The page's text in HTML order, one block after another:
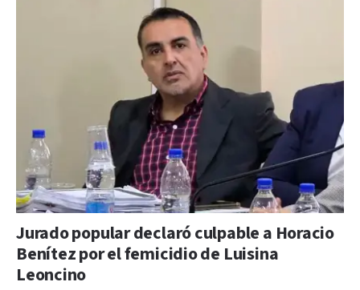
Jurado popular declaró culpable a Horacio
Benítez por el femicidio de Luisina
Leoncino